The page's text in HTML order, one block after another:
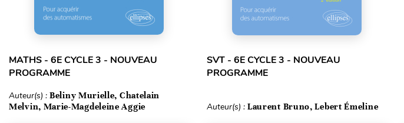
MATHS - 6E CYCLE 3 - NOUVEAU
PROGRAMME
Auteur(s) : Beliny Murielle, Chatelain
Melvin, Marie-Magdeleine Aggie
SVT - 6E CYCLE 3 - NOUVEAU
PROGRAMME
Auteur(s) : Laurent Bruno, Lebert Émeline